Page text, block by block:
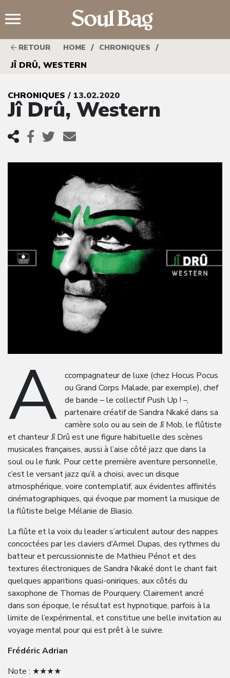
RETOUR HOME / CHRONIQUES /
JÎ DRÛ, WESTERN
CHRONIQUES / 13.02.2020
Jî Drû, Western
A
ccompagnateur de luxe (chez Hocus Pocus
ou Grand Corps Malade, par exemple), chef
de bande – le collectif Push Up ! –,
partenaire créatif de Sandra Nkaké dans sa
carrière solo ou au sein de Jî Mob, le flûtiste
et chanteur Jî Drû est une figure habituelle des scènes
musicales françaises, aussi à l’aise côté jazz que dans la
soul ou le funk. Pour cette première aventure personnelle,
c’est le versant jazz qu’il a choisi, avec un disque
atmosphérique, voire contemplatif, aux évidentes affinités
cinématographiques, qui évoque par moment la musique de
la flûtiste belge Mélanie de Biasio.
La flûte et la voix du leader s’articulent autour des nappes
concoctées par les claviers d’Armel Dupas, des rythmes du
batteur et percussionniste de Mathieu Pénot et des
textures électroniques de Sandra Nkaké dont le chant fait
quelques apparitions quasi-oniriques, aux côtés du
saxophone de Thomas de Pourquery. Clairement ancré
dans son époque, le résultat est hypnotique, parfois à la
limite de l’expérimental, et constitue une belle invitation au
voyage mental pour qui est prêt à le suivre.
Frédéric Adrian
Note : ★★★★